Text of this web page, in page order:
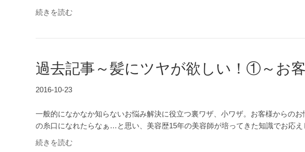
続きを読む
過去記事～髪にツヤが欲しい！①～お
2016-10-23
一般的になかなか知らないお悩み解決に役立つ裏ワザ、小ワザ。お客様からの
の糸口になれたらなぁ…と思い、美容歴15年の美容師が培ってきた知識でお応
続きを読む